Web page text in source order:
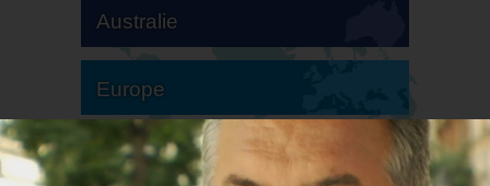
Australie
Europe
Amérique du Sud